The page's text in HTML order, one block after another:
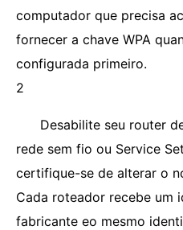
computador que precisa
fornecer a chave WPA
configurada primeiro.
2
Desabilite seu router
rede sem fio ou Service
certifique-se de alterar o
Cada roteador recebe um
fabricante eo mesmo